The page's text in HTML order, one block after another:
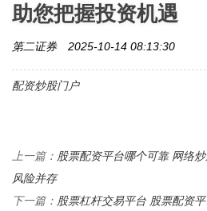
助您把握投资机遇
第二证券 2025-10-14 08:13:30
配资炒股门户
上一篇： 股票配资平台哪个可靠 网络
风险并存
下一篇： 股票杠杆交易平台 股票配资